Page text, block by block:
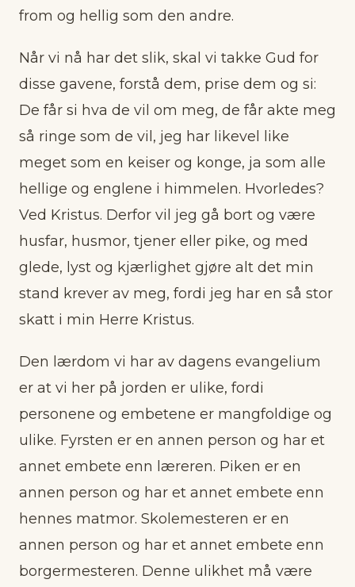
from og hellig som den andre.
Når vi nå har det slik, skal vi takke Gud for
disse gavene, forstå dem, prise dem og si:
De får si hva de vil om meg, de får akte meg
så ringe som de vil, jeg har likevel like
meget som en keiser og konge, ja som alle
hellige og englene i himmelen. Hvorledes?
Ved Kristus. Derfor vil jeg gå bort og være
husfar, husmor, tjener eller pike, og med
glede, lyst og kjærlighet gjøre alt det min
stand krever av meg, fordi jeg har en så stor
skatt i min Herre Kristus.
Den lærdom vi har av dagens evangelium
er at vi her på jorden er ulike, fordi
personene og embetene er mangfoldige og
ulike. Fyrsten er en annen person og har et
annet embete enn læreren. Piken er en
annen person og har et annet embete enn
hennes matmor. Skolemesteren er en
annen person og har et annet embete enn
borgermesteren. Denne ulikhet må være